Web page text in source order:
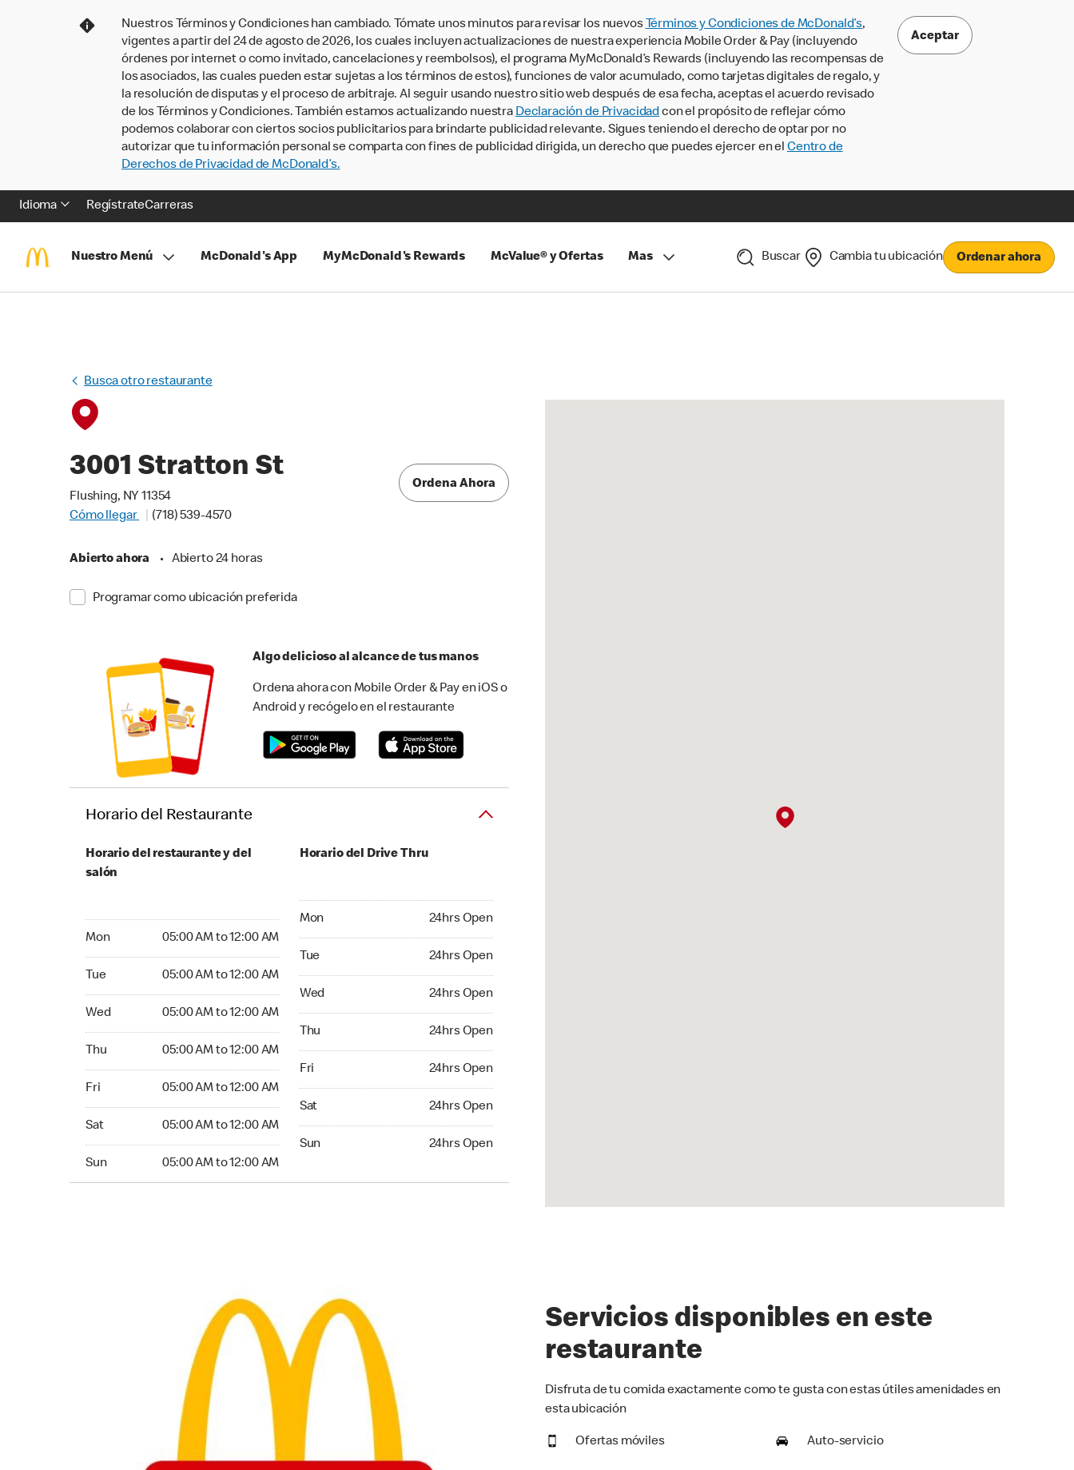
Nuestros Términos y Condiciones han cambiado. Tómate unos minutos para revisar los nuevos Términos y Condiciones de McDonald’s,
vigentes a partir del 24 de agosto de 2026, los cuales incluyen actualizaciones de nuestra experiencia Mobile Order & Pay (incluyendo
órdenes por internet o como invitado, cancelaciones y reembolsos), el programa MyMcDonald’s Rewards (incluyendo las recompensas de
los asociados, las cuales pueden estar sujetas a los términos de estos), funciones de valor acumulado, como tarjetas digitales de regalo, y
la resolución de disputas y el proceso de arbitraje. Al seguir usando nuestro sitio web después de esa fecha, aceptas el acuerdo revisado
de los Términos y Condiciones. También estamos actualizando nuestra Declaración de Privacidadcon el propósito de reflejar cómo
podemos colaborar con ciertos socios publicitarios para brindarte publicidad relevante. Sigues teniendo el derecho de optar por no
autorizar que tu información personal se comparta con fines de publicidad dirigida, un derecho que puedes ejercer en el Centro de
Derechos de Privacidad de McDonald’s.
Aceptar
Idioma RegístrateCarreras
Nuestro Menú McDonald's App MyMcDonald's Rewards McValue® y Ofertas Mas Buscar Cambia tu ubicación Ordenar ahora
Busca otro restaurante
3001 Stratton St
Flushing, NY 11354
Cómo llegar
(718) 539-4570
Abierto ahora • Abierto 24 horas
Programar como ubicación preferida
Ordena Ahora
Algo delicioso al alcance de tus manos
Ordena ahora con Mobile Order & Pay en iOS o
Android y recógelo en el restaurante
Horario del Restaurante
Horario del restaurante y del
salón
Mon 05:00 AM to 12:00 AM
Tue 05:00 AM to 12:00 AM
Wed 05:00 AM to 12:00 AM
Thu 05:00 AM to 12:00 AM
Fri 05:00 AM to 12:00 AM
Sat 05:00 AM to 12:00 AM
Sun 05:00 AM to 12:00 AM
Horario del Drive Thru
Mon 24hrs Open
Tue 24hrs Open
Wed 24hrs Open
Thu 24hrs Open
Fri 24hrs Open
Sat 24hrs Open
Sun 24hrs Open
Servicios disponibles en este
restaurante
Disfruta de tu comida exactamente como te gusta con estas útiles amenidades en
esta ubicación
Ofertas móviles Auto-servicio